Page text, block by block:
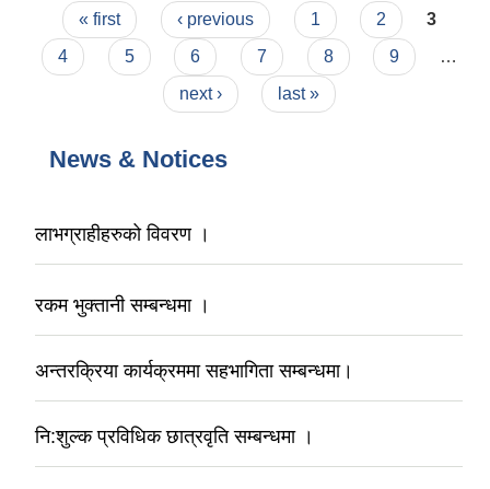
Pages
« first ‹ previous 1 2
3
4
5 6 7 8 9
…
next ›
last »
News & Notices
लाभग्राहीहरुको विवरण ।
रकम भुक्तानी सम्बन्धमा ।
अन्तरक्रिया कार्यक्रममा सहभागिता सम्बन्धमा।
नि:शुल्क प्रविधिक छात्रवृति सम्बन्धमा ।